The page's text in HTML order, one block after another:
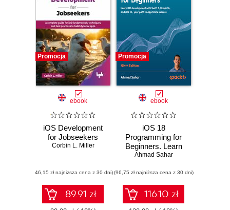
Promocja
ebook
iOS Development
for Jobseekers
Corbin L. Miller
(46,15 zł najniższa cena z 30 dni)
89.91 zł
Promocja
ebook
iOS 18
Programming for
Beginners. Learn
iOS development
16, and iOS 18 -
your path to App
Store success -
Ninth Edition
Ahmad Sahar
(96,75 zł najniższa cena z 30 dni)
116.10 zł